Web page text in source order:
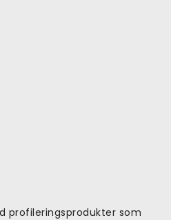
profileringsprodukter som